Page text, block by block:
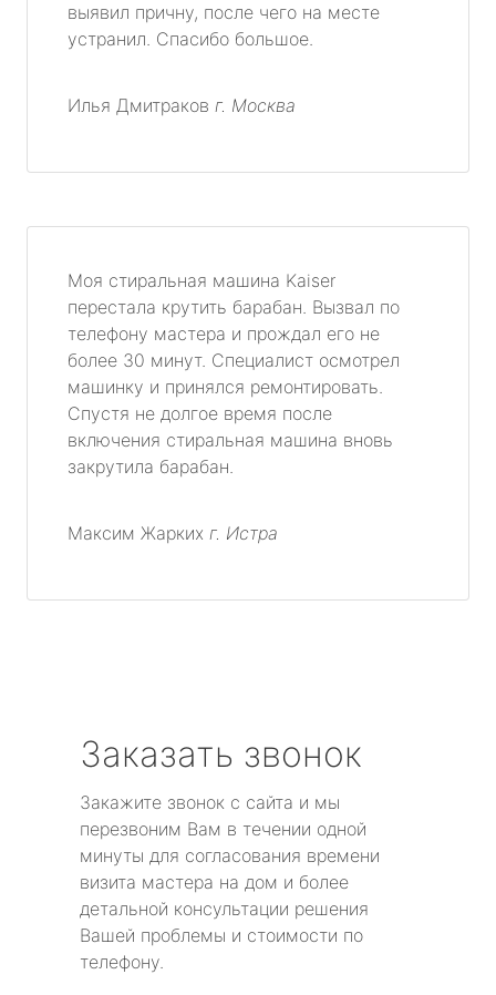
выявил причну, после чего на месте
устранил. Спасибо большое.
Илья Дмитраков г. Москва
Моя стиральная машина Kaiser
перестала крутить барабан. Вызвал по
телефону мастера и прождал его не
более 30 минут. Специалист осмотрел
машинку и принялся ремонтировать.
Спустя не долгое время после
включения стиральная машина вновь
закрутила барабан.
Максим Жарких г. Истра
Заказать звонок
Закажите звонок с сайта и мы
перезвоним Вам в течении одной
минуты для согласования времени
визита мастера на дом и более
детальной консультации решения
Вашей проблемы и стоимости по
телефону.